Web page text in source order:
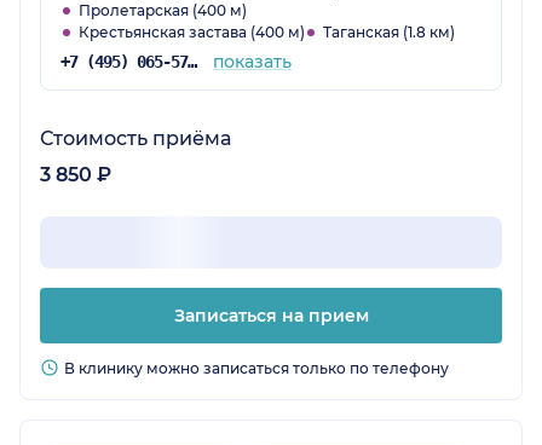
Пролетарская (400 м)
Крестьянская застава (400 м)
Таганская (1.8 км)
+7 (495) 065-57-73 показать
Стоимость приёма
3 850 ₽
Записаться на прием
В клинику можно записаться только по телефону